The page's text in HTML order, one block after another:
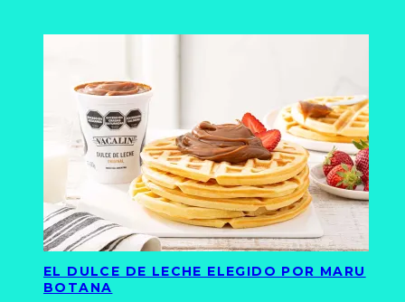
EL DULCE DE LECHE ELEGIDO POR MARU
BOTANA